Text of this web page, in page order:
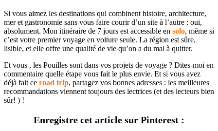
Si vous aimez les destinations qui combinent histoire, architecture,
mer et gastronomie sans vous faire courir d’un site à l’autre : oui,
absolument. Mon itinéraire de 7 jours est accessible en solo, même si
c’est votre premier voyage en voiture seule. La région est sûre,
lisible, et elle offre une qualité de vie qu’on a du mal à quitter.
Et vous , les Pouilles sont dans vos projets de voyage ? Dites-moi en
commentaire quelle étape vous fait le plus envie. Et si vous avez
déjà fait ce road trip, partagez vos bonnes adresses : les meilleures
recommandations viennent toujours des lectrices (et des lecteurs bien
sûr! ) !
Enregistre cet article sur Pinterest :